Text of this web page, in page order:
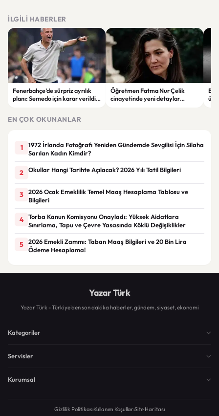
İLGILI HABERLER
Fenerbahçe’de sürpriz ayrılık
planı: Semedo için karar verildi
Öğretmen Fatma Nur Çelik
cinayetinde yeni detaylar
EN ÇOK OKUNANLAR
1
1972 İrlanda Fotoğrafı Yeniden Gündemde Sevgilisi İçin Silaha
Sarılan Kadın Kimdir?
2 Okullar Hangi Tarihte Açılacak? 2026 Yılı Tatil Bilgileri
3
2026 Ocak Emeklilik Temel Maaş Hesaplama Tablosu ve
Bilgileri
4
Torba Kanun Komisyonu Onayladı: Yüksek Aidatlara
Sınırlama, Tapu ve Çevre Yasasında Köklü Değişiklikler
5
2026 Emekli Zammı: Taban Maaş Bilgileri ve 20 Bin Lira
Ödeme Hesaplama!
Yazar Türk
Yazar Türk - Türkiye'den son dakika haberler, gündem, siyaset, ekonomi
Kategoriler
Servisler
Kurumsal
Gizlilik PolitikasıKullanım KoşullarıSite Haritası